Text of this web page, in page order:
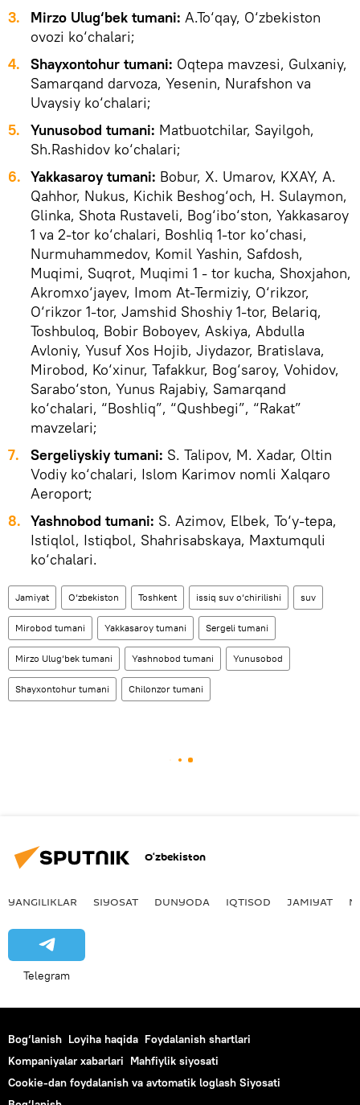
3.
Mirzo Ulug‘bek tumani: A.To‘qay, O‘zbekiston
ovozi ko‘chalari;
4.
Shayxontohur tumani: Oqtepa mavzesi, Gulxaniy,
Samarqand darvoza, Yesenin, Nurafshon va
Uvaysiy ko‘chalari;
5.
Yunusobod tumani: Matbuotchilar, Sayilgoh,
Sh.Rashidov ko‘chalari;
6. Yakkasaroy tumani: Bobur, X. Umarov, KXAY, A.
Qahhor, Nukus, Kichik Beshog‘och, H. Sulaymon,
Glinka, Shota Rustaveli, Bog‘ibo‘ston, Yakkasaroy
1 va 2-tor ko‘chalari, Boshliq 1-tor ko‘chasi,
Nurmuhammedov, Komil Yashin, Safdosh,
Muqimi, Suqrot, Muqimi 1 - tor kucha, Shoxjahon,
Akromxo‘jayev, Imom At-Termiziy, O‘rikzor,
O‘rikzor 1-tor, Jamshid Shoshiy 1-tor, Belariq,
Toshbuloq, Bobir Boboyev, Askiya, Abdulla
Avloniy, Yusuf Xos Hojib, Jiydazor, Bratislava,
Mirobod, Ko‘xinur, Tafakkur, Bog‘saroy, Vohidov,
Sarabo‘ston, Yunus Rajabiy, Samarqand
ko‘chalari, “Boshliq”, “Qushbegi”, “Rakat”
mavzelari;
7.
Sergeliyskiy tumani: S. Talipov, M. Xadar, Oltin
Vodiy ko‘chalari, Islom Karimov nomli Xalqaro
Aeroport;
8. Yashnobod tumani: S. Azimov, Elbek, To‘y-tepa,
Istiqlol, Istiqbol, Shahrisabskaya, Maxtumquli
ko‘chalari.
Jamiyat O‘zbekiston Toshkent issiq suv o‘chirilishi suv
Mirobod tumani Yakkasaroy tumani Sergeli tumani
Mirzo Ulug‘bek tumani Yashnobod tumani Yunusobod
Shayxontohur tumani Chilonzor tumani
O‘zbekiston
YANGILIKLAR SIYOSAT DUNYODA IQTISOD JAMIYAT
Telegram
Bog‘lanish Loyiha haqida Foydalanish shartlari
Kompaniyalar xabarlari Mahfiylik siyosati
Cookie-dan foydalanish va avtomatik loglash Siyosati